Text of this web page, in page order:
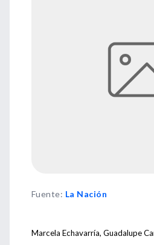
Fuente: La Nación
Marcela Echavarría, Guadalupe